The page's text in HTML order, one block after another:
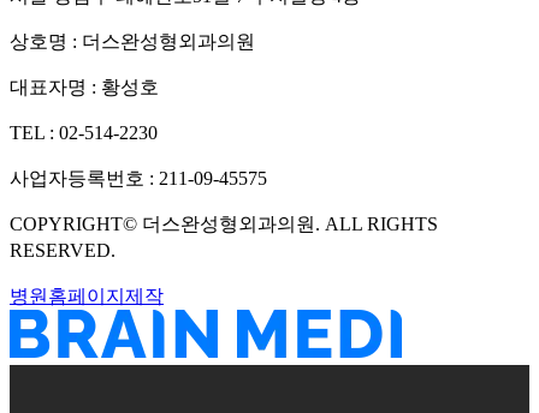
상호명 : 더스완성형외과의원
대표자명 : 황성호
TEL : 02-514-2230
사업자등록번호 : 211-09-45575
COPYRIGHT© 더스완성형외과의원 . ALL RIGHTS
RESERVED.
병원홈페이지제작